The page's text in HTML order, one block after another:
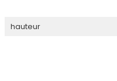
hauteur